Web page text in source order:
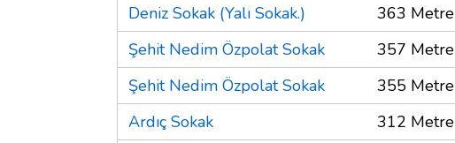
Deniz Sokak (Yalı Sokak.)
363 Metre
Şehit Nedim Özpolat Sokak
357 Metre
Şehit Nedim Özpolat Sokak
355 Metre
Ardıç Sokak
312 Metre